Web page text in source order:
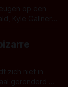
op een
Kyle Gallner
de
zich niet in
gerenderd en